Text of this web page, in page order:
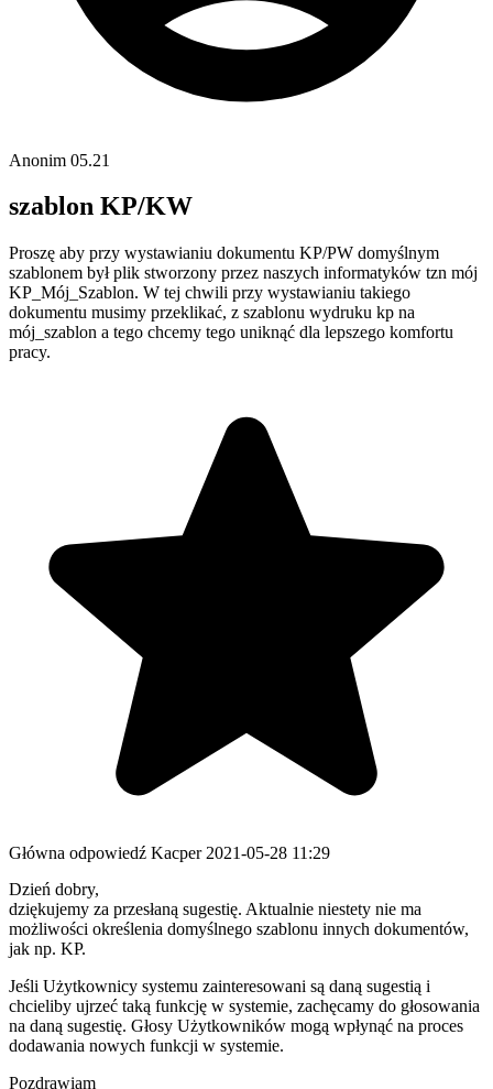
Anonim 05.21
szablon KP/KW
Proszę aby przy wystawianiu dokumentu KP/PW domyślnym
szablonem był plik stworzony przez naszych informatyków tzn mój
KP_Mój_Szablon. W tej chwili przy wystawianiu takiego
dokumentu musimy przeklikać, z szablonu wydruku kp na
mój_szablon a tego chcemy tego uniknąć dla lepszego komfortu
pracy.
Główna odpowiedź Kacper 2021-05-28 11:29
Dzień dobry,
dziękujemy za przesłaną sugestię. Aktualnie niestety nie ma
możliwości określenia domyślnego szablonu innych dokumentów,
jak np. KP.
Jeśli Użytkownicy systemu zainteresowani są daną sugestią i
chcieliby ujrzeć taką funkcję w systemie, zachęcamy do głosowania
na daną sugestię. Głosy Użytkowników mogą wpłynąć na proces
dodawania nowych funkcji w systemie.
Pozdrawiam